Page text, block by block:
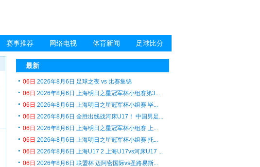
赛事推荐 网络电视 体育新闻 足球比分
最新
06日 2026年8月6日 足球之夜 vs 比赛集锦
06日 2026年8月6日 上海明日之星冠军杯小组赛第3...
06日 2026年8月6日 上海明日之星冠军杯小组赛 毕...
06日 2026年8月6日 全胜出线战河床U17！ 中国男足...
06日 2026年8月6日 上海明日之星冠军杯小组赛 上...
06日 2026年8月6日 上海明日之星冠军杯小组赛 托...
06日 2026年8月6日 上海U17 2 上海U17vs河床U17 ...
06日 2026年8月6日 联盟杯 迈阿密国际vs圣路易斯...